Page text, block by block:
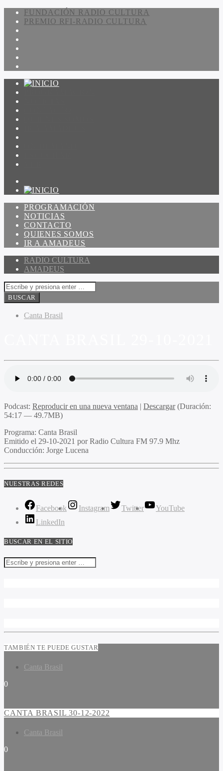
FUNDACIÓN RADIO CULTURA
PREMIO RFI-RADIO CULTURA
PROGRAMACIÓN
NOTICIAS
CONTACTO
QUIENES SOMOS
IR A AMADEUS
RADIO CULTURA
AMADEUS
Canta Brasil
Podcast: Reproducir en una nueva ventana | Descargar(Duración:
54:17 — 49.7MB)
Programa: Canta Brasil
Emitido el 29-10-2021 por Radio Cultura FM 97.9 Mhz
Conducción: Jorge Lucena
NUESTRAS REDES
Facebook Instagram Twitter
YouTube
LinkedIn
BUSCAR EN EL SITIO
TAMBIÉN TE PUEDE GUSTAR
Canta Brasil
0
CANTA BRASIL 30-12-2022
Canta Brasil
0